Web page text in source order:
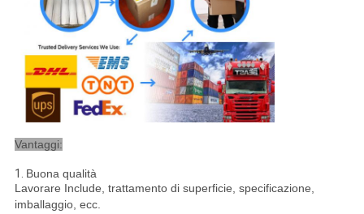
Vantaggi:
1. Buona qualità
Lavorare Include, trattamento di superficie, specificazione,
imballaggio, ecc.